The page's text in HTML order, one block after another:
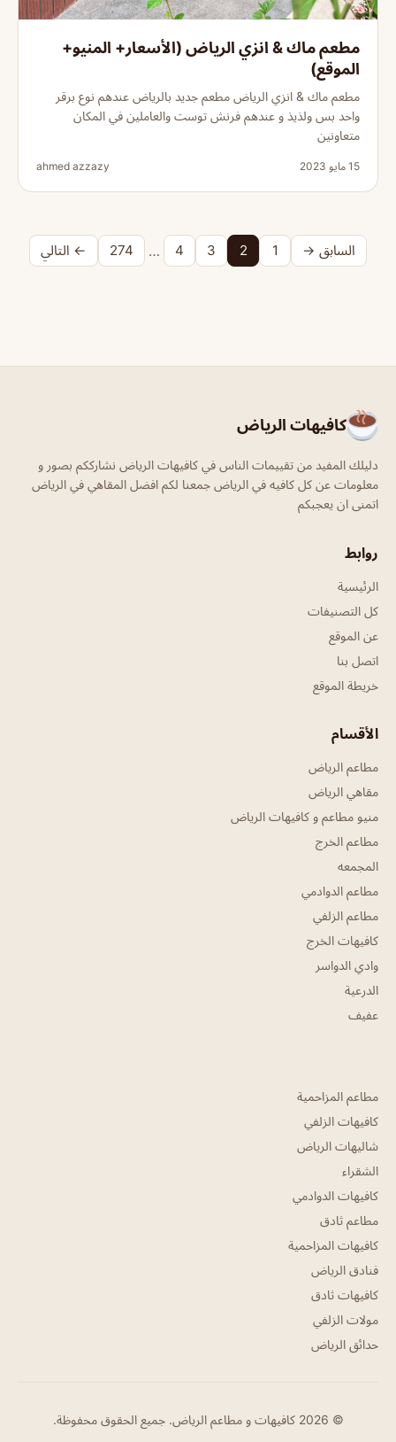
مطعم ماك & انزي الرياض (الأسعار+ المنيو+
الموقع)
مطعم ماك & انزي الرياض مطعم جديد بالرياض عندهم نوع برقر
واحد بس ولذيذ و عندهم فرنش توست والعاملين في المكان
متعاونين
15 مايو 2023 ahmed azzazy
السابق → 1
2
3
4
…
274 ← التالي
كافيهات الرياض
دليلك المفيد من تقييمات الناس في كافيهات الرياض نشارككم بصور و
معلومات عن كل كافيه في الرياض جمعنا لكم افضل المقاهي في الرياض
اتمنى ان يعجبكم
روابط
الرئيسية
كل التصنيفات
عن الموقع
اتصل بنا
خريطة الموقع
الأقسام
مطاعم الرياض
مقاهي الرياض
منيو مطاعم و كافيهات الرياض
مطاعم الخرج
المجمعه
مطاعم الدوادمي
مطاعم الزلفي
كافيهات الخرج
وادي الدواسر
الدرعية
عفيف
مطاعم المزاحمية
كافيهات الزلفي
شاليهات الرياض
الشقراء
كافيهات الدوادمي
مطاعم ثادق
كافيهات المزاحمية
فنادق الرياض
كافيهات ثادق
مولات الزلفي
حدائق الرياض
© 2026 كافيهات و مطاعم الرياض. جميع الحقوق محفوظة.